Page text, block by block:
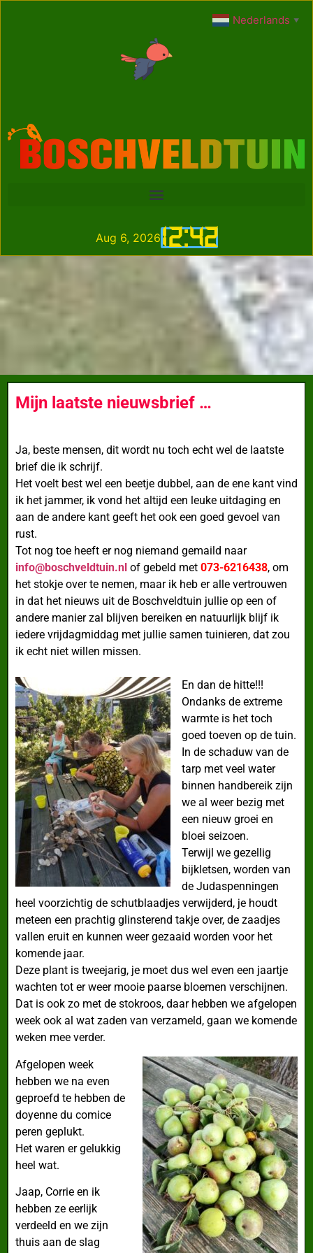
12:42
Aug 6, 2026
Mijn laatste nieuwsbrief …
Ja, beste mensen, dit wordt nu toch echt wel de laatste
brief die ik schrijf.
Het voelt best wel een beetje dubbel, aan de ene kant vind
ik het jammer, ik vond het altijd een leuke uitdaging en
aan de andere kant geeft het ook een goed gevoel van
rust.
Tot nog toe heeft er nog niemand gemaild naar
info@boschveldtuin.nl of gebeld met 073-6216438, om
het stokje over te nemen, maar ik heb er alle vertrouwen
in dat het nieuws uit de Boschveldtuin jullie op een of
andere manier zal blijven bereiken en natuurlijk blijf ik
iedere vrijdagmiddag met jullie samen tuinieren, dat zou
ik echt niet willen missen.
En dan de hitte!!!
Ondanks de extreme
warmte is het toch
goed toeven op de tuin.
In de schaduw van de
tarp met veel water
binnen handbereik zijn
we al weer bezig met
een nieuw groei en
bloei seizoen.
Terwijl we gezellig
bijkletsen, worden van
de Judaspenningen
heel voorzichtig de schutblaadjes verwijderd, je houdt
meteen een prachtig glinsterend takje over, de zaadjes
vallen eruit en kunnen weer gezaaid worden voor het
komende jaar.
Deze plant is tweejarig, je moet dus wel even een jaartje
wachten tot er weer mooie paarse bloemen verschijnen.
Dat is ook zo met de stokroos, daar hebben we afgelopen
week ook al wat zaden van verzameld, gaan we komende
weken mee verder.
Afgelopen week
hebben we na even
geproefd te hebben de
doyenne du comice
peren geplukt.
Het waren er gelukkig
heel wat.
Jaap, Corrie en ik
hebben ze eerlijk
verdeeld en we zijn
thuis aan de slag
Nederlands ▼